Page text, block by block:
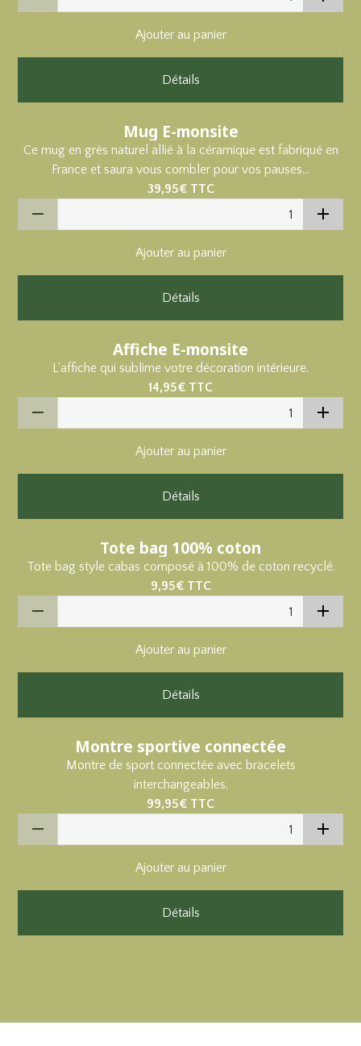
Ajouter au panier
Détails
Mug E-monsite
Ce mug en grès naturel allié à la céramique est fabriqué en
France et saura vous combler pour vos pauses...
39,95€ TTC
Ajouter au panier
Détails
Affiche E-monsite
L'affiche qui sublime votre décoration intérieure.
14,95€ TTC
Ajouter au panier
Détails
Tote bag 100% coton
Tote bag style cabas composé à 100% de coton recyclé.
9,95€ TTC
Ajouter au panier
Détails
Montre sportive connectée
Montre de sport connectée avec bracelets
interchangeables.
99,95€ TTC
Ajouter au panier
Détails